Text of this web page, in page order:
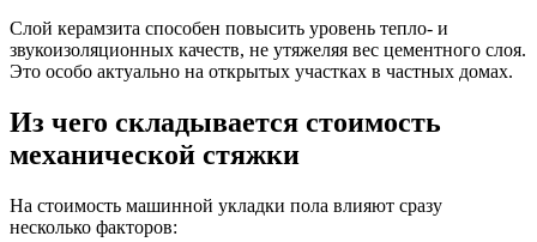
Слой керамзита способен повысить уровень тепло- и
звукоизоляционных качеств, не утяжеляя вес цементного слоя.
Это особо актуально на открытых участках в частных домах.
Из чего складывается стоимость
механической стяжки
На стоимость машинной укладки пола влияют сразу
несколько факторов: